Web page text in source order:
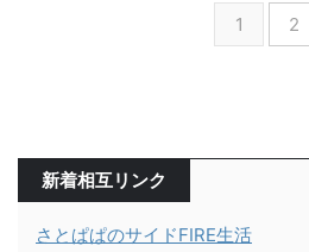
1 2
新着相互リンク
さとぱぱのサイドFIRE生活